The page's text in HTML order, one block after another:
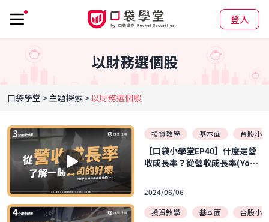
登入
以財務選個股
口袋學堂 主題探索 以財務選個股
投資教學 基本面 台股小
【口袋小學堂EP40】什麼是營
收成長率？從營收成長率(YoY)
的基本面分析(一)
2024/06/06
投資教學
基本面 台股小